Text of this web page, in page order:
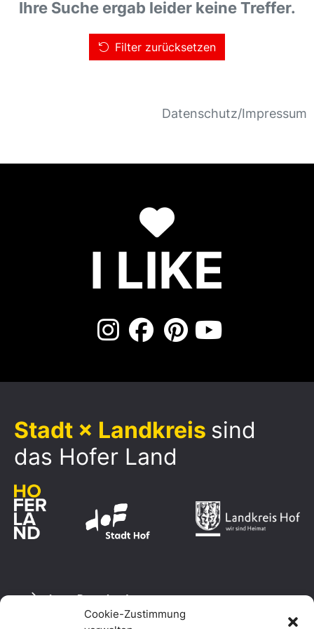
Cookie-Zustimmung
Ihre Suche ergab leider keine Treffer.
Filter zurücksetzen
Datenschutz/Impressum
I LIKE
Stadt × Landkreis sind
das Hofer Land
Logo Download